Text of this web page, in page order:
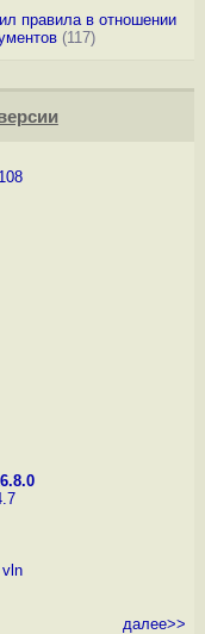
правила в отношении
(117)
vln
далее>>